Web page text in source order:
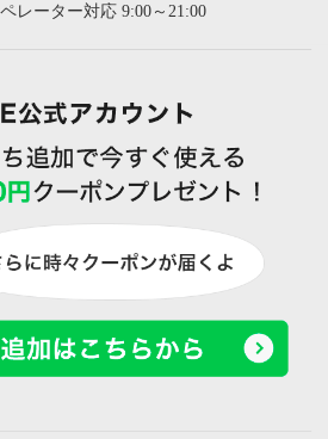
レーター対応 9:00～21:00